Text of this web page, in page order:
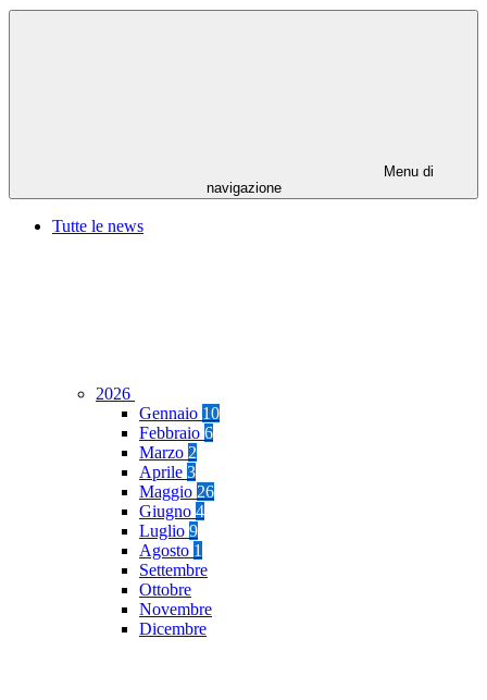
Menu di
navigazione
Tutte le news
2026
Gennaio 10
Febbraio 6
Marzo 2
Aprile 3
Maggio 26
Giugno 4
Luglio 9
Agosto 1
Settembre
Ottobre
Novembre
Dicembre